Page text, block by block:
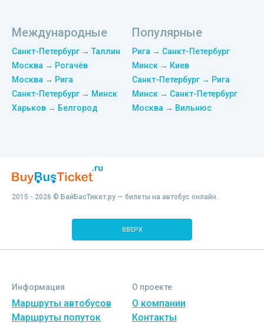
Международные
Санкт-Петербург → Таллин
Москва → Рогачёв
Москва → Рига
Санкт-Петербург → Минск
Харьков → Белгород
Популярные
Рига → Санкт-Петербург
Минск → Киев
Санкт-Петербург → Рига
Минск → Санкт-Петербург
Москва → Вильнюс
2015 - 2026 © БайБасТикет.ру — билеты на автобус онлайн.
ВВЕРХ
Информация
Маршруты автобусов
Маршруты попуток
О проекте
О компании
Контакты